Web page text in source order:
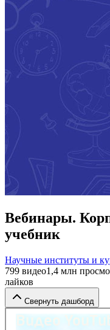
Вебинары.
учебник
Научные институты и
799 видео1,4 млн
лайков
Свернуть дашборд